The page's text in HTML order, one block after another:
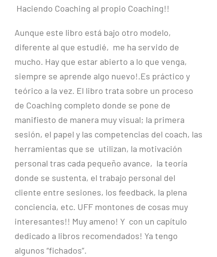
Haciendo Coaching al propio Coaching!!
Aunque este libro está bajo otro modelo,
diferente al que estudié, me ha servido de
mucho. Hay que estar abierto a lo que venga,
siempre se aprende algo nuevo!.Es práctico y
teórico a la vez. El libro trata sobre un proceso
de Coaching completo donde se pone de
manifiesto de manera muy visual; la primera
sesión, el papel y las competencias del coach, las
herramientas que se utilizan, la motivación
personal tras cada pequeño avance, la teoría
donde se sustenta, el trabajo personal del
cliente entre sesiones, los feedback, la plena
conciencia, etc. UFF montones de cosas muy
interesantes!! Muy ameno! Y con un capítulo
dedicado a libros recomendados! Ya tengo
algunos “fichados”.